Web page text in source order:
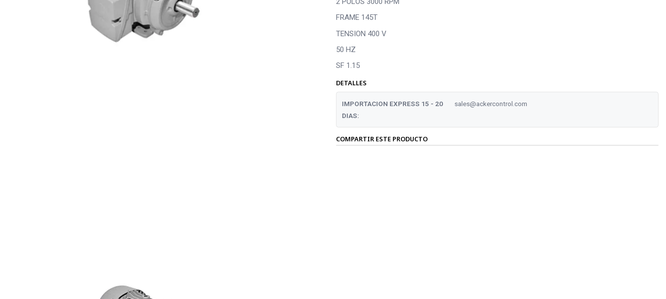
FRAME 145T
TENSION 400 V
50 HZ
SF 1.15
DETALLES
IMPORTACION EXPRESS 15 - 20
DIAS:
sales@ackercontrol.com
COMPARTIR ESTE PRODUCTO